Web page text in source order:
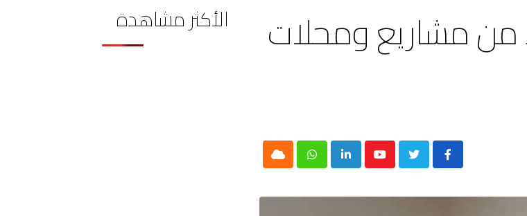
مشاريع ومحلات
Youtube
LinkedIn
Whatsapp
Cloud
الأكثر مشاهدة